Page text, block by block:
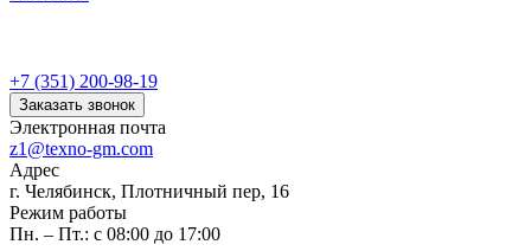
+7 (351) 200-98-19
Заказать звонок
Электронная почта
z1@texno-gm.com
Адрес
г. Челябинск, Плотничный пер, 16
Режим работы
Пн. – Пт.: с 08:00 до 17:00